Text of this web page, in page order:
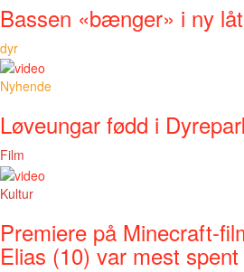
Bassen «bænger» i ny låt
dyr
Nyhende
Løveungar fødd i
Film
Kultur
Premiere på Minecraft-
Elias (10) var mest